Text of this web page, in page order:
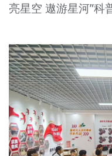
文明评论
宣传思想文化人才
专题
资料库
亮星空 遨游星河”科